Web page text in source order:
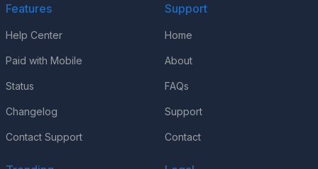
Features
Help Center
Paid with Mobile
Status
Changelog
Contact Support
Support
Home
About
FAQs
Support
Contact